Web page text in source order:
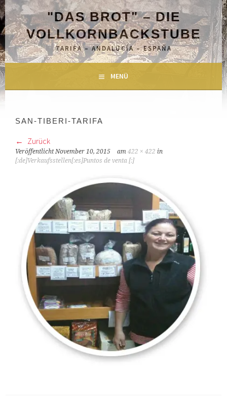
Springe
zum
Inhalt
"DAS BROT" – DIE
VOLLKORNBACKSTUBE
TARIFA – ANDALUCÍA – ESPAÑA
MENÜ
SAN-TIBERI-TARIFA
Zurück
VeröffentlichtNovember 10, 2015 am422 × 422 in
[:de]Verkaufsstellen[:es]Puntos de venta [:]